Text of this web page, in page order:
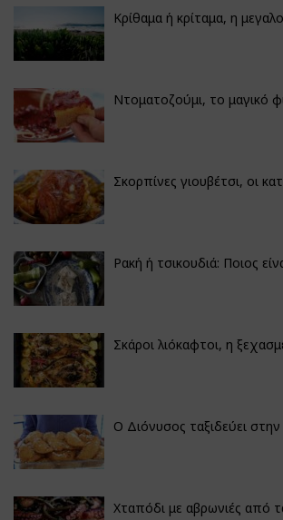
Κρίθαμα ή κρίταμα, η
Ντοματοζούμι, το μαγικό
Σκορπίνες γιουβέτσι, οι
Ρακή ή τσικουδιά: Ποιος
Σκάροι λιόκαφτοι, η
Ο Διόνυσος ταξιδεύει
Χταπόδι με αβρωνιές από